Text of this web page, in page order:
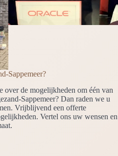
Sappemeer?
over de mogelijkheden om één van
Sappemeer? Dan raden we u
Vrijblijvend een offerte
Vertel ons uw wensen en